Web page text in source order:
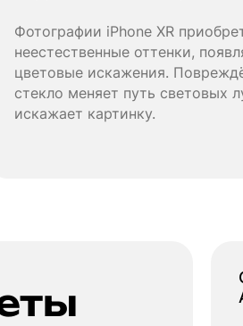
Фотографии iPhone XR
неестественные оттенки,
цветовые искажения.
стекло меняет путь световых
искажает картинку.